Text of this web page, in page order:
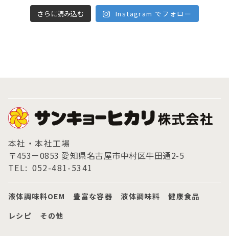
さらに読み込む Instagram でフォロー
本社・本社工場
〒453－0853 愛知県名古屋市中村区牛田通2-5
TEL: 052-481-5341
液体調味料OEM 豊富な容器 液体調味料
健康食品
レシピ
その他